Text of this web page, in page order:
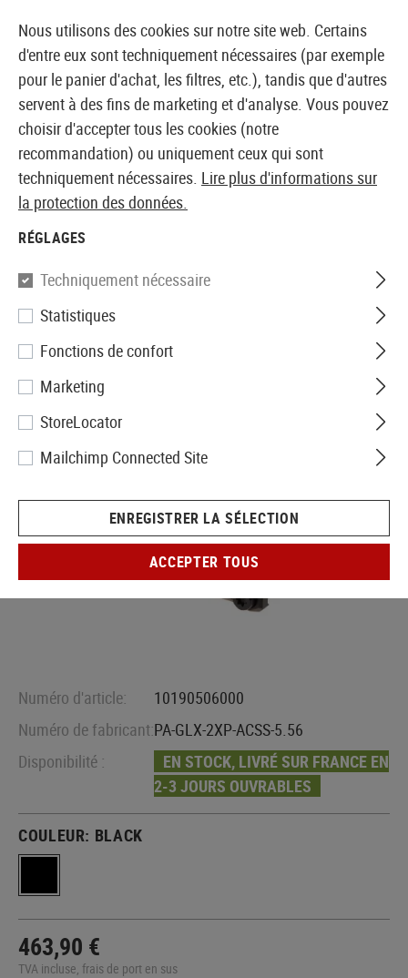
BOUTIQUE ET GROSSISTE EUROPÉEN AIRSOFT
Accueil Accessoires d'Airsoft Pièces et accéssoires
Primary Arms
GLx 2X Prism Scope ACSS
CQB-M5 5.56/.308/5.45
Numéro d'article:
10190506000
Numéro de fabricant:PA-GLX-2XP-ACSS-5.56
Disponibilité :
EN STOCK, LIVRÉ SUR FRANCE EN
2-3 JOURS OUVRABLES
COULEUR: BLACK
463,90 €
TVA incluse, frais de port en sus
Nous utilisons des cookies sur notre site web. Certains
d'entre eux sont techniquement nécessaires (par exemple
pour le panier d'achat, les filtres, etc.), tandis que d'autres
servent à des fins de marketing et d'analyse. Vous pouvez
choisir d'accepter tous les cookies (notre
recommandation) ou uniquement ceux qui sont
techniquement nécessaires. Lire plus d'informations sur
la protection des données.
RÉGLAGES
Techniquement nécessaire
Statistiques
Fonctions de confort
Marketing
StoreLocator
Mailchimp Connected Site
ENREGISTRER LA SÉLECTION
ACCEPTER TOUS